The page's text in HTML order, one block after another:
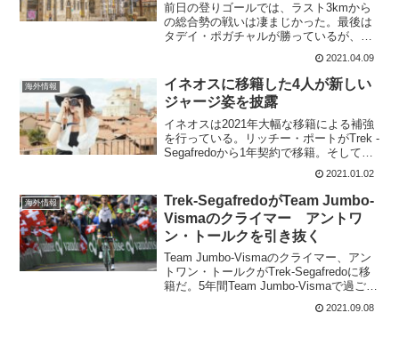
前日の登りゴールでは、ラスト3kmから
の総合勢の戦いは凄まじかった。最後は
タデイ・ポガチャルが勝っているが、そ
の前に4人の総合勢をちぎるペースアップ
を見せたのはプリモッシュ・ログリッチ
だ。普通ならば、後ろについてタイム差
を保つ走りをしてもお...
2021.04.09
海外情報
イネオスに移籍した4人が新しい
ジャージ姿を披露
イネオスは2021年大幅な移籍による補強
を行っている。リッチー・ポートがTrek -
Segafredoから1年契約で移籍。そして、
Mitchelton-Scottからアダム・イェーツが
2年契約で移籍。そして、Team Jumbo-
Vism...
2021.01.02
海外情報
Trek-SegafredoがTeam Jumbo-
Vismaのクライマー アントワ
ン・トールクを引き抜く
Team Jumbo-Vismaのクライマー、アン
トワン・トールクがTrek-Segafredoに移
籍だ。5年間Team Jumbo-Vismaで過ごし
場出来なかった。年々チーム内セレクト
2021.09.08